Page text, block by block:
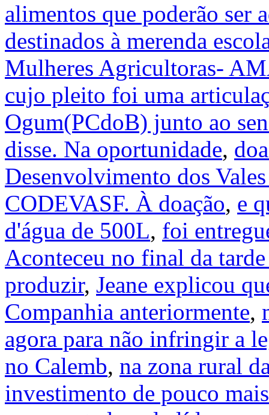
alimentos que poderão ser
destinados à merenda
Mulheres Agricultoras-
cujo pleito foi uma
Ogum(PCdoB) junto ao
disse. Na oportunidade,
Desenvolvimento dos
CODEVASF. À doação, e
d'água de 500L, foi
Aconteceu no final da
produzir, Jeane explicou
Companhia anteriormente,
agora para não infringir a
no Calemb, na zona rural
investimento de pouco